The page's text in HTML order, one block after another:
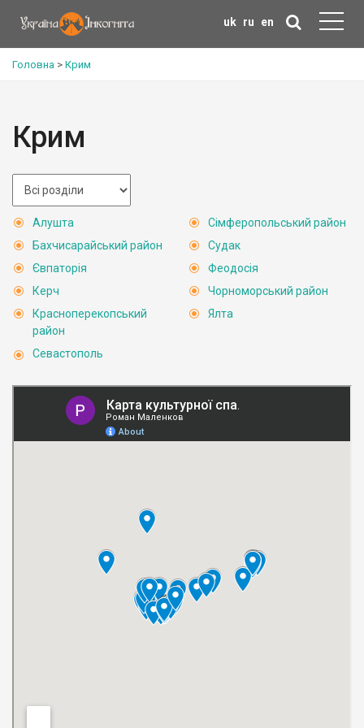
uk ru en
Головна > Крим
Крим
Алушта
Бахчисарайський район
Євпаторія
Керч
Красноперекопський
район
Севастополь
Сімферопольський район
Судак
Феодосія
Чорноморський район
Ялта